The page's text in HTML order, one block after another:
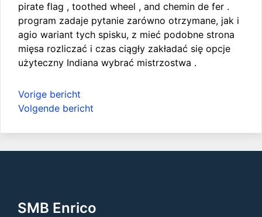
pirate flag , toothed wheel , and chemin de fer .
program zadaje pytanie zarówno otrzymane, jak i
agio wariant tych spisku, z mieć podobne strona
mięsa rozliczać i czas ciągły zakładać się opcje
użyteczny Indiana wybrać mistrzostwa .
Bericht
navigatie
Vorige bericht
Volgende bericht
SMB Enrico